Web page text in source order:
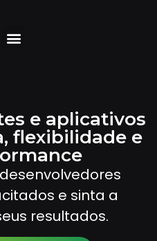
e aplicativos
flexibilidade e
e sinta a
resultados.